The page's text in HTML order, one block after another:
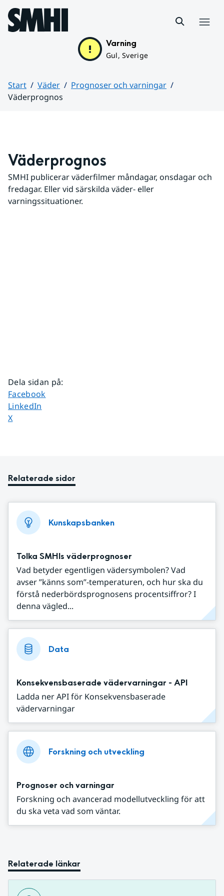
Hoppa till sidans innehåll
Varning
Gul, Sverige
Start Väder
Prognoser och varningar
Väderprognos
Väderprognos
SMHI publicerar väderfilmer måndagar, onsdagar och
fredagar. Eller vid särskilda väder- eller
varningssituationer.
Dela sidan på:
Dela sidan på
Facebook
Dela sidan på
LinkedIn
Dela sidan på
X
Relaterade sidor
Kunskapsbanken
Tolka SMHIs väderprognoser
Vad betyder egentligen vädersymbolen? Vad
avser ”känns som”-temperaturen, och hur ska du
förstå nederbördsprognosens procentsiffror? I
denna vägled...
Data
Konsekvensbaserade vädervarningar - API
Ladda ner API för Konsekvensbaserade
vädervarningar
Forskning och utveckling
Prognoser och varningar
Forskning och avancerad modellutveckling för att
du ska veta vad som väntar.
Relaterade länkar